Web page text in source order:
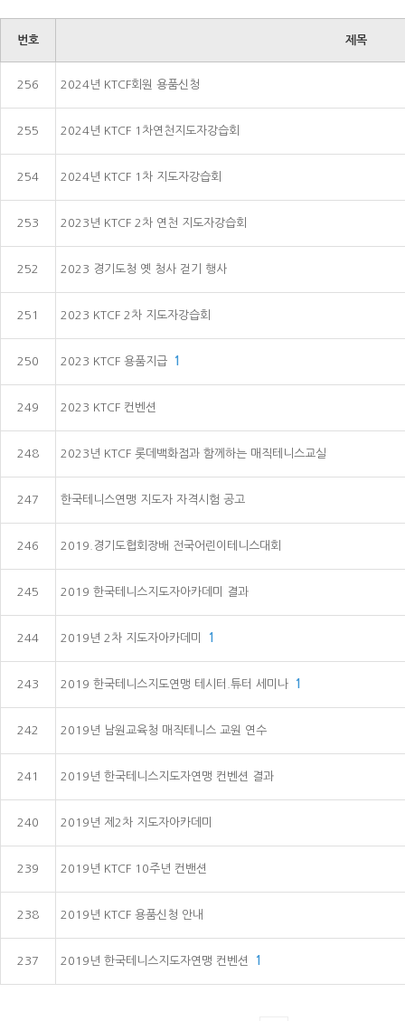
번호 제목
256 2024년 KTCF회원 용품신청
255 2024년 KTCF 1차연천지도자강습회
254 2024년 KTCF 1차 지도자강습회
253 2023년 KTCF 2차 연천 지도자강습회
252 2023 경기도청 옛 청사 걷기 행사
251 2023 KTCF 2차 지도자강습회
250 2023 KTCF 용품지급 1
249 2023 KTCF 컨벤션
248 2023년 KTCF 롯데백화점과 함께하는 매직테니스교실
247 한국테니스연맹 지도자 자격시험 공고
246 2019.경기도협회장배 전국어린이테니스대회
245 2019 한국테니스지도자아카데미 결과
244 2019년 2차 지도자아카데미 1
243 2019 한국테니스지도연맹 테시터.튜터 세미나 1
242 2019년 남원교육청 매직테니스 교원 연수
241 2019년 한국테니스지도자연맹 컨벤션 결과
240 2019년 제2차 지도자아카데미
239 2019년 KTCF 10주년 컨밴션
238 2019년 KTCF 용품신청 안내
237 2019년 한국테니스지도자연맹 컨벤션 1